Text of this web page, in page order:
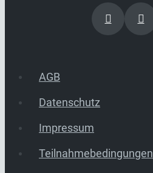
AGB
Datenschutz
Impressum
Teilnahmebedingungen